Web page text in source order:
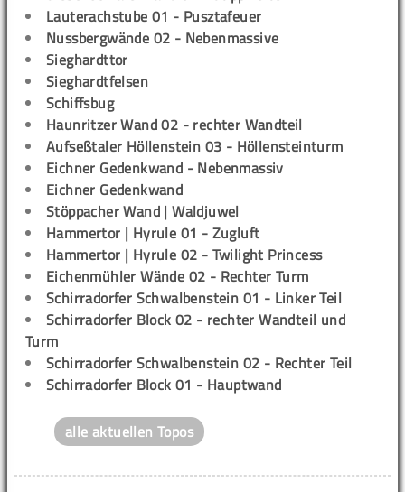
Lauterachstube 01 - Pusztafeuer
Nussbergwände 02 - Nebenmassive
Sieghardttor
Sieghardtfelsen
Schiffsbug
Haunritzer Wand 02 - rechter Wandteil
Aufseßtaler Höllenstein 03 - Höllensteinturm
Eichner Gedenkwand - Nebenmassiv
Eichner Gedenkwand
Stöppacher Wand | Waldjuwel
Hammertor | Hyrule 01 - Zugluft
Hammertor | Hyrule 02 - Twilight Princess
Eichenmühler Wände 02 - Rechter Turm
Schirradorfer Schwalbenstein 01 - Linker Teil
Schirradorfer Block 02 - rechter Wandteil und
Turm
Schirradorfer Schwalbenstein 02 - Rechter Teil
Schirradorfer Block 01 - Hauptwand
alle aktuellen Topos